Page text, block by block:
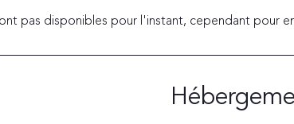
pas disponibles pour l'instant, cependant pour